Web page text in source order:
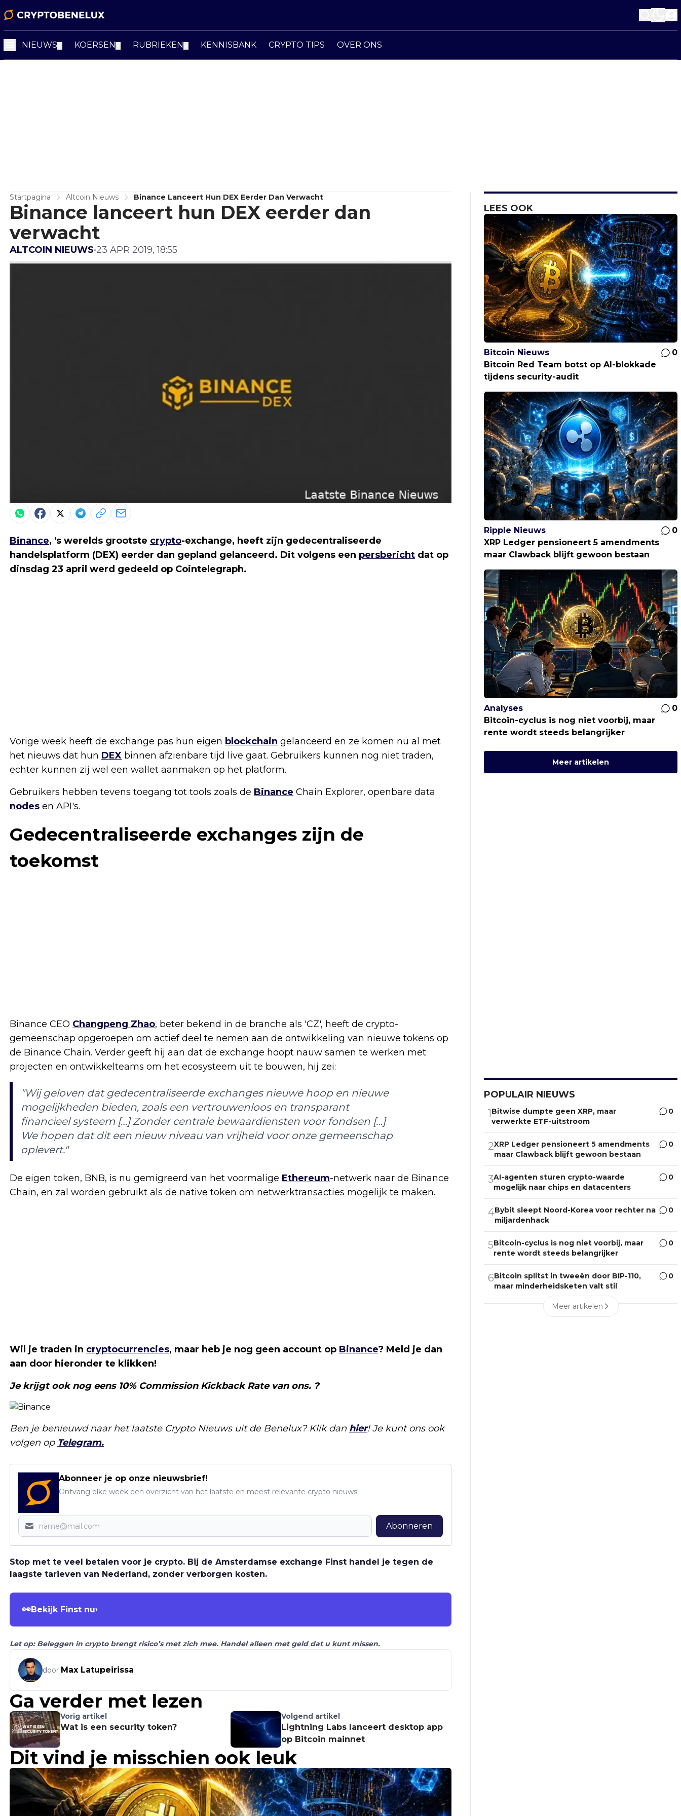
NIEUWS KOERSEN RUBRIEKEN KENNISBANK CRYPTO TIPS OVER ONS
Startpagina Altcoin Nieuws Binance Lanceert Hun DEX Eerder Dan Verwacht
Binance lanceert hun DEX eerder dan
verwacht
ALTCOIN NIEUWS•23 APR 2019, 18:55
Binance, 's werelds grootste crypto-exchange, heeft zijn gedecentraliseerde
handelsplatform (DEX) eerder dan gepland gelanceerd. Dit volgens een persbericht dat op
dinsdag 23 april werd gedeeld op Cointelegraph.
Vorige week heeft de exchange pas hun eigen blockchain gelanceerd en ze komen nu al met
het nieuws dat hun DEX binnen afzienbare tijd live gaat. Gebruikers kunnen nog niet traden,
echter kunnen zij wel een wallet aanmaken op het platform.
Gebruikers hebben tevens toegang tot tools zoals de Binance Chain Explorer, openbare data
nodes en API's.
Gedecentraliseerde exchanges zijn de
toekomst
Binance CEO Changpeng Zhao, beter bekend in de branche als 'CZ', heeft de crypto-
gemeenschap opgeroepen om actief deel te nemen aan de ontwikkeling van nieuwe tokens op
de Binance Chain. Verder geeft hij aan dat de exchange hoopt nauw samen te werken met
projecten en ontwikkelteams om het ecosysteem uit te bouwen, hij zei:
"Wij geloven dat gedecentraliseerde exchanges nieuwe hoop en nieuwe
mogelijkheden bieden, zoals een vertrouwenloos en transparant
financieel systeem […] Zonder centrale bewaardiensten voor fondsen […]
We hopen dat dit een nieuw niveau van vrijheid voor onze gemeenschap
oplevert."
De eigen token, BNB, is nu gemigreerd van het voormalige Ethereum-netwerk naar de Binance
Chain, en zal worden gebruikt als de native token om netwerktransacties mogelijk te maken.
Wil je traden in cryptocurrencies, maar heb je nog geen account op Binance? Meld je dan
aan door hieronder te klikken!
Je krijgt ook nog eens 10% Commission Kickback Rate van ons. ?
Ben je benieuwd naar het laatste Crypto Nieuws uit de Benelux? Klik dan hier! Je kunt ons ook
volgen op Telegram.
Abonneer je op onze nieuwsbrief!
Ontvang elke week een overzicht van het laatste en meest relevante crypto nieuws!
Abonneren
Stop met te veel betalen voor je crypto. Bij de Amsterdamse exchange Finst handel je tegen de
laagste tarieven van Nederland, zonder verborgen kosten.
👀Bekijk Finst nu›
Let op: Beleggen in crypto brengt risico’s met zich mee. Handel alleen met geld dat u kunt missen.
door Max Latupeirissa
Ga verder met lezen
Vorig artikel
Wat is een security token?
Volgend artikel
Lightning Labs lanceert desktop app
op Bitcoin mainnet
Dit vind je misschien ook leuk
LEES OOK
Bitcoin Nieuws
0
Bitcoin Red Team botst op AI-blokkade
tijdens security-audit
Ripple Nieuws
0
XRP Ledger pensioneert 5 amendments
maar Clawback blijft gewoon bestaan
Analyses
0
Bitcoin-cyclus is nog niet voorbij, maar
rente wordt steeds belangrijker
Meer artikelen
POPULAIR NIEUWS
1Bitwise dumpte geen XRP, maar
verwerkte ETF-uitstroom
0
2XRP Ledger pensioneert 5 amendments
maar Clawback blijft gewoon bestaan
0
3AI-agenten sturen crypto-waarde
mogelijk naar chips en datacenters
0
4Bybit sleept Noord-Korea voor rechter na
miljardenhack
0
5Bitcoin-cyclus is nog niet voorbij, maar
rente wordt steeds belangrijker
0
6Bitcoin splitst in tweeën door BIP-110,
maar minderheidsketen valt stil
0
Meer artikelen